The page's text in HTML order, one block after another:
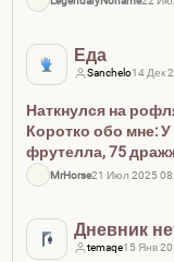
Еда
Sanchelo14 Дек
Наткнулся на
Коротко обо мне:
фрутелла, 75
печенья, пол-
кока-кола, спрайт,
MrHorse21 Июл 2025
Дневник
temaqe15 Янв